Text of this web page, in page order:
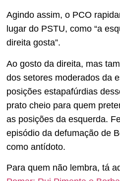
Agindo assim, o PCO
lugar do PSTU, como “a
direita gosta”.
Ao gosto da direita, mas
dos setores moderados da
posições estapafúrdias
prato cheio para quem
as posições da esquerda.
episódio da defumação de
como antídoto.
Para quem não lembra, tá